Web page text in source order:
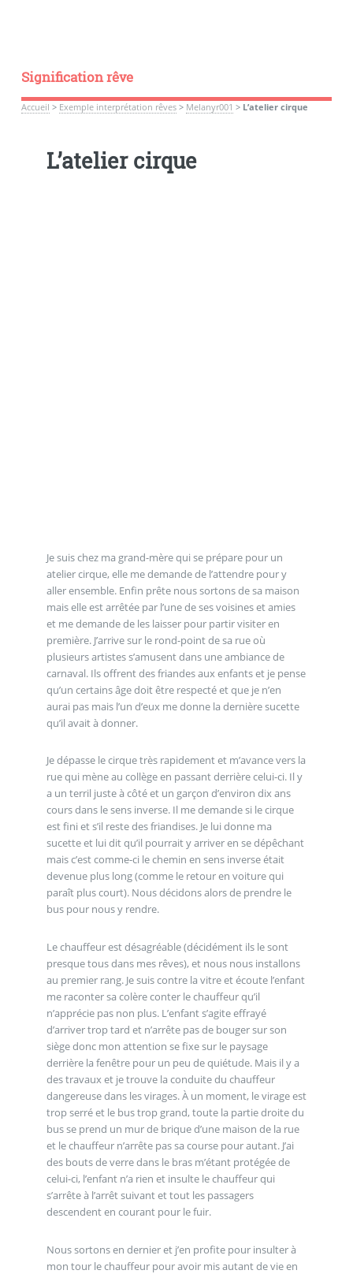
Signification rêve
Accueil > Exemple interprétation rêves> Melanyr001 > L’atelier cirque
L’atelier cirque
Je suis chez ma grand-mère qui se prépare pour un
atelier cirque, elle me demande de l’attendre pour y
aller ensemble. Enfin prête nous sortons de sa maison
mais elle est arrêtée par l’une de ses voisines et amies
et me demande de les laisser pour partir visiter en
première. J’arrive sur le rond-point de sa rue où
plusieurs artistes s’amusent dans une ambiance de
carnaval. Ils offrent des friandes aux enfants et je pense
qu’un certains âge doit être respecté et que je n’en
aurai pas mais l’un d’eux me donne la dernière sucette
qu’il avait à donner.
Je dépasse le cirque très rapidement et m’avance vers la
rue qui mène au collège en passant derrière celui-ci. Il y
a un terril juste à côté et un garçon d’environ dix ans
cours dans le sens inverse. Il me demande si le cirque
est fini et s’il reste des friandises. Je lui donne ma
sucette et lui dit qu’il pourrait y arriver en se dépêchant
mais c’est comme-ci le chemin en sens inverse était
devenue plus long (comme le retour en voiture qui
paraît plus court). Nous décidons alors de prendre le
bus pour nous y rendre.
Le chauffeur est désagréable (décidément ils le sont
presque tous dans mes rêves), et nous nous installons
au premier rang. Je suis contre la vitre et écoute l’enfant
me raconter sa colère conter le chauffeur qu’il
n’apprécie pas non plus. L’enfant s’agite effrayé
d’arriver trop tard et n’arrête pas de bouger sur son
siège donc mon attention se fixe sur le paysage
derrière la fenêtre pour un peu de quiétude. Mais il y a
des travaux et je trouve la conduite du chauffeur
dangereuse dans les virages. À un moment, le virage est
trop serré et le bus trop grand, toute la partie droite du
bus se prend un mur de brique d’une maison de la rue
et le chauffeur n’arrête pas sa course pour autant. J’ai
des bouts de verre dans le bras m’étant protégée de
celui-ci, l’enfant n’a rien et insulte le chauffeur qui
s’arrête à l’arrêt suivant et tout les passagers
descendent en courant pour le fuir.
Nous sortons en dernier et j’en profite pour insulter à
mon tour le chauffeur pour avoir mis autant de vie en